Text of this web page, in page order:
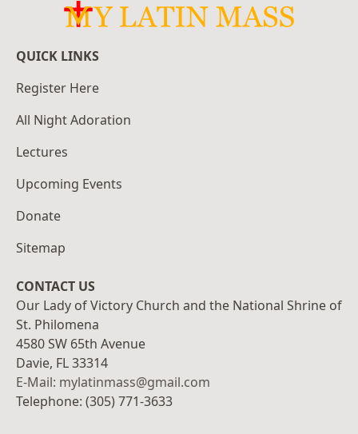
QUICK LINKS
Register Here
All Night Adoration
Lectures
Upcoming Events
Donate
Sitemap
CONTACT US
Our Lady of Victory Church and the National Shrine of
St. Philomena
4580 SW 65th Avenue
Davie, FL 33314
E-Mail: mylatinmass@gmail.com
Telephone: (305) 771-3633